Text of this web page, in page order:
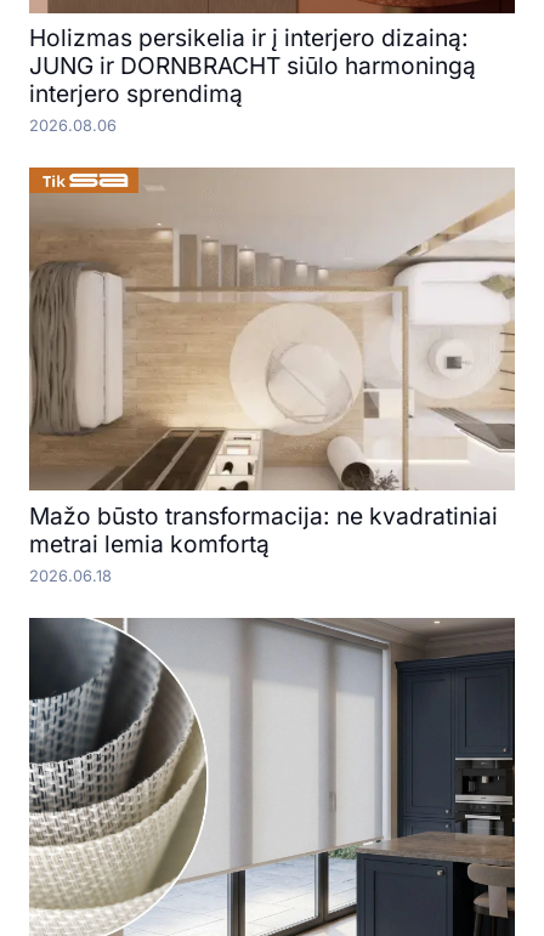
Holizmas persikelia ir į interjero dizainą:
JUNG ir DORNBRACHT siūlo harmoningą
interjero sprendimą
2026.08.06
Mažo būsto transformacija: ne kvadratiniai
metrai lemia komfortą
2026.06.18